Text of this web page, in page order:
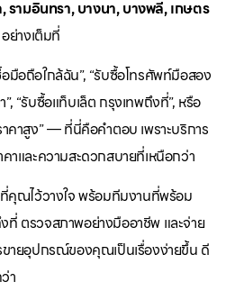
ามอินทรา, บางนา, บางพลี, เกษตร
อย่างเต็มที่
มือถือใกล้ฉัน”, “รับซื้อโทรศัพท์มือสอง
”, “รับซื้อแท็บเล็ต กรุงเทพถึงที่”, หรือ
คาสูง” — ที่นี่คือคำตอบ เพราะบริการ
าและความสะดวกสบายที่เหนือกว่า
ที่คุณไว้วางใจ พร้อมทีมงานที่พร้อม
ตรวจสภาพอย่างมืออาชีพ และจ่าย
ายอุปกรณ์ของคุณเป็นเรื่องง่ายขึ้น ดี
า